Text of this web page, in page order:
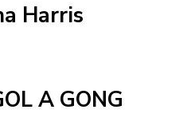
Harris
A GONG